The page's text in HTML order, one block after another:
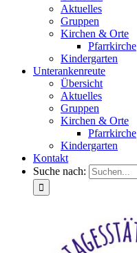
Aktuelles
Gruppen
Kirchen & Orte
Pfarrkirche
Kindergarten
Unterankenreute
Übersicht
Aktuelles
Gruppen
Kirchen & Orte
Pfarrkirche
Kindergarten
Kontakt
Suche nach: